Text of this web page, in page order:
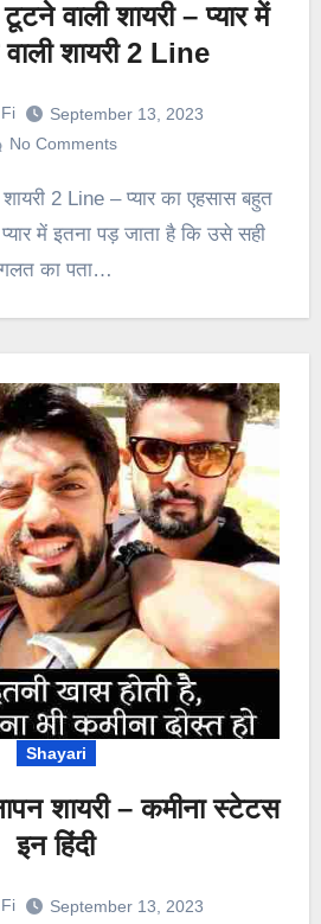
वाली शायरी – प्यार में
शायरी 2 Line
September 13, 2023
No Comments
प्यार में इतना पड़ जाता है कि उसे सही
गलत का पता…
Shayari
शायरी – कमीना स्टेटस
इन हिंदी
September 13, 2023